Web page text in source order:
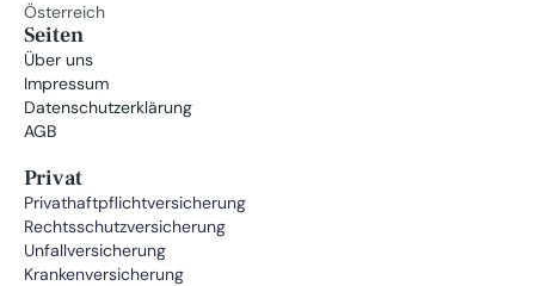
Österreich
Seiten
Über uns
Impressum
Datenschutzerklärung
AGB
Privat
Privathaftpflichtversicherung
Rechtsschutzversicherung
Unfallversicherung
Krankenversicherung